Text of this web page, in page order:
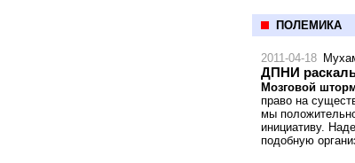
ПОЛЕМИКА
2011-04-18
ДПНИ
Мозговой
право на
мы
инициативу.
подобную